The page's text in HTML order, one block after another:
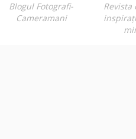
Blogul Fotografi-
Cameramani
Revista